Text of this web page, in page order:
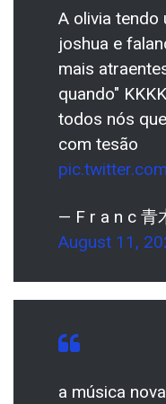
A olivia tendo
joshua e
mais
quando"
todos nós
com tesão
— F r a n c 青
August 11,
a música